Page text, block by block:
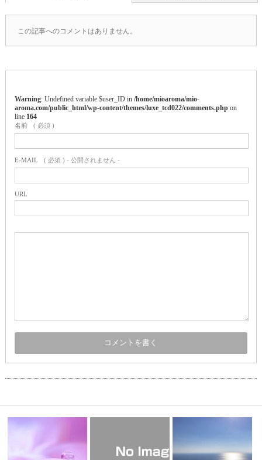
この記事へのコメントはありません。
Warning : Undefined variable $user_ID in /home/mioaroma/mio-
aroma.com/public_html/wp-content/themes/luxe_tcd022/comments.phpon
line 164
名前 ( 必須 )
E-MAIL ( 必須 ) - 公開されません -
URL